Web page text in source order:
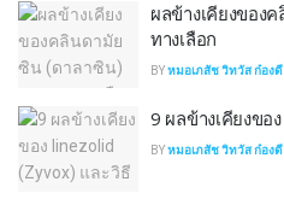
ผลข้างเคียงของ
ทางเลือก
BYหมอเภสัช วิทวัส ก๋องดี
9 ผลข้างเคียงขอ
BYหมอเภสัช วิทวัส ก๋องดี